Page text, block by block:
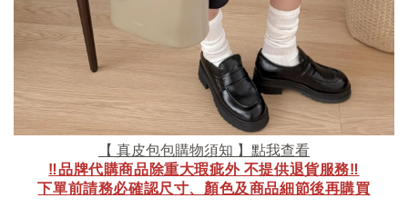
【 真皮包包購物須知 】點我查看
‼️品牌代購商品除重大瑕疵外 不提供退貨服務‼️
下單前請務必確認尺寸、顏色及商品細節後再購買